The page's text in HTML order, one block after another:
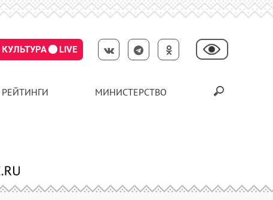
КУЛЬТУРА LIVE
РЕЙТИНГИ МИНИСТЕРСТВО